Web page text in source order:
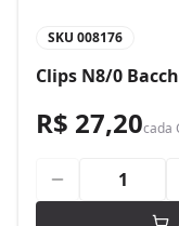
SKU 008176
Clips N8/0
R$ 27,20cada